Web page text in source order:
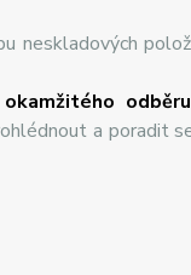
neskladových
odběru
a poradit